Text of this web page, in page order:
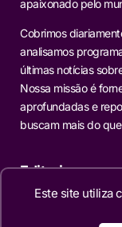
apaixonado pelo
Cobrimos
analisamos
últimas notícias
Nossa missão é
aprofundadas e
buscam mais do
Editorias
TELEVISÃO
Este site utiliza